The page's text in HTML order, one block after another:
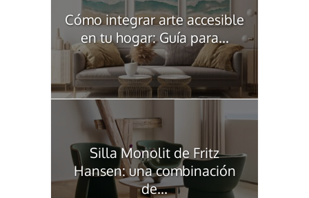
Cómo integrar arte accesible
en tu hogar: Guía para...
Silla Monolit de Fritz
Hansen: una combinación
de...